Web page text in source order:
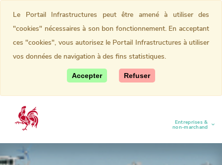
Entreprises &
non-marchand
(current)
Le Portail Infrastructures peut être amené à utiliser des
"cookies" nécessaires à son bon fonctionnement. En acceptant
ces "cookies", vous autorisez le Portail Infrastructures à utiliser
vos données de navigation à des fins statistiques.
Accepter Refuser